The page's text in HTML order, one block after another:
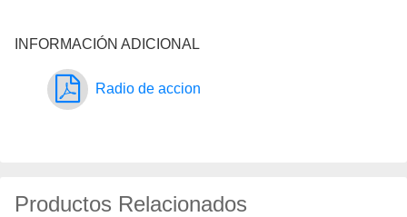
INFORMACIÓN ADICIONAL
Radio de accion
Productos Relacionados